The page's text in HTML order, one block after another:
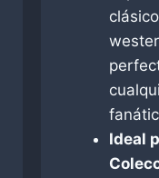
Ideal